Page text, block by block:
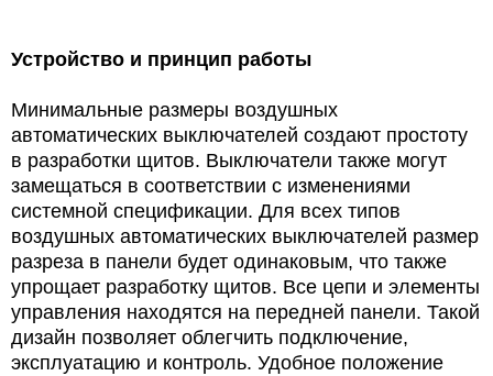
Устройство и принцип работы
Минимальные размеры воздушных
автоматических выключателей создают простоту
в разработки щитов. Выключатели также могут
замещаться в соответствии с изменениями
системной спецификации. Для всех типов
воздушных автоматических выключателей размер
разреза в панели будет одинаковым, что также
упрощает разработку щитов. Все цепи и элементы
управления находятся на передней панели. Такой
дизайн позволяет облегчить подключение,
эксплуатацию и контроль. Удобное положение